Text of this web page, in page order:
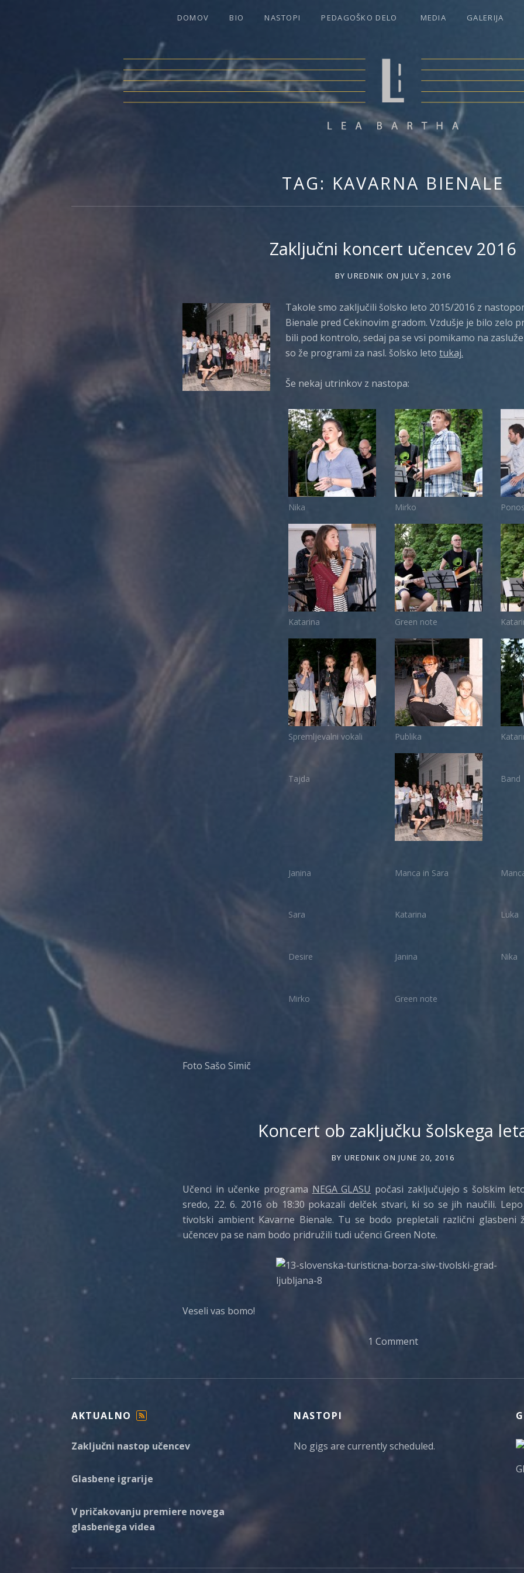
LEA BARTHA PESEK
DOMOV BIO NASTOPI PEDAGOŠKO DELO MEDIA GALERIJA
TAG: KAVARNA BIENALE
Zaključni koncert učencev 2016
BYUREDNIK ON JULY 3, 2016
Takole smo zaključili šolsko leto 2015/2016 z
Bienale pred Cekinovim gradom. Vzdušje je bilo zelo
bili pod kontrolo, sedaj pa se vsi pomikamo na
so že programi za nasl. šolsko leto tukaj.
Še nekaj utrinkov z nastopa:
Nika Mirko
Katarina Green note
Spremljevalni vokali Publika
Tajda Band
Janina Manca in Sara
Sara Katarina Luka
Desire Janina Nika
Mirko Green note
Foto Sašo Simič
Koncert ob zaključku šolskega
BY UREDNIK ON JUNE 20, 2016
Učenci in učenke programa NEGA GLASU počasi zaključujejo s šolskim
sredo, 22. 6. 2016 ob 18:30 pokazali delček stvari, ki so se jih naučili.
tivolski ambient Kavarne Bienale. Tu se bodo prepletali različni glasbeni
učencev pa se nam bodo pridružili tudi učenci Green Note.
Veseli vas bomo!
1 Comment
AKTUALNO
E
D
Zaključni nastop učencev
Glasbene igrarije
V pričakovanju premiere novega
glasbenega videa
NASTOPI
No gigs are currently scheduled.